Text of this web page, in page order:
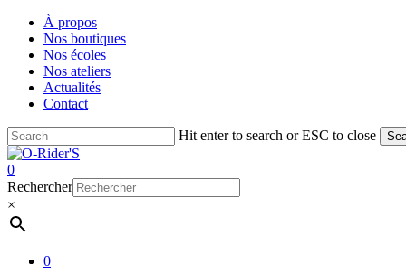
Skip
main
content
À propos
Nos boutiques
Nos écoles
Nos ateliers
Actualités
Contact
Hit enter to search or ESC to close
Close
Search
account
0
Menu
Rechercher
×
account
0